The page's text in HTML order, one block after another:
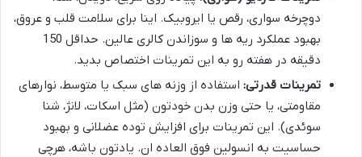
دوچرخه سواری، رقص یا ایروبیک. اینا برای سلامت قلب و عروق،
بهبود عملکرد ریه ها و سوزاندن کالری عالین. حداقل 150
دقیقه در هفته رو به این تمرینات اختصاص بدید.
تمرینات قدرتی: استفاده از وزنه های سبک یا متوسط، نوارهای
مقاومتی، یا حتی وزن بدن خودتون (مثل اسکات، لانژ، شنا
سوئدی). این تمرینات برای افزایش توده عضلانی و بهبود
حساسیت به انسولین فوق العاده ان. یادتون باشه، هرچی